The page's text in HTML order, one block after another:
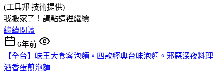
(工具邦 技術提供)
我搬家了！請點這裡繼續
繼續閱讀
6年前
【全台】味王大食客泡麵。四款經典台味泡麵。邪惡深夜料理
酒香蛋煎泡麵